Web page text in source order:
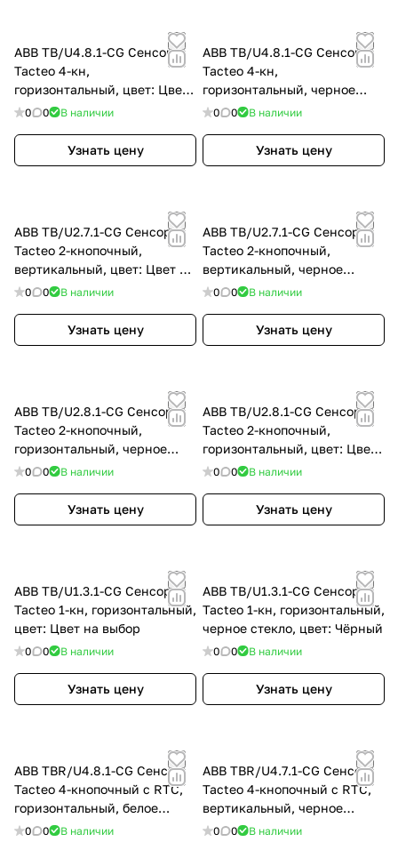
ABB TB/U4.8.1-CG Сенсор
Tacteo 4-кн,
горизонтальный, цвет: Цвет
на выбор
0 0 В наличии
Узнать цену
ABB TB/U4.8.1-CG Сенсор
Tacteo 4-кн,
горизонтальный, черное
стекло, цвет: Чёрный
0 0 В наличии
Узнать цену
ABB TB/U2.7.1-CG Сенсор
Tacteo 2-кнопочный,
вертикальный, цвет: Цвет на
выбор
0 0 В наличии
Узнать цену
ABB TB/U2.7.1-CG Сенсор
Tacteo 2-кнопочный,
вертикальный, черное
стекло, цвет: Чёрный
0 0 В наличии
Узнать цену
ABB TB/U2.8.1-CG Сенсор
Tacteo 2-кнопочный,
горизонтальный, черное
стекло, цвет: Чёрный
0 0 В наличии
Узнать цену
ABB TB/U2.8.1-CG Сенсор
Tacteo 2-кнопочный,
горизонтальный, цвет: Цвет
на выбор
0 0 В наличии
Узнать цену
ABB TB/U1.3.1-CG Сенсор
Tacteo 1-кн, горизонтальный,
цвет: Цвет на выбор
0 0 В наличии
Узнать цену
ABB TB/U1.3.1-CG Сенсор
Tacteo 1-кн, горизонтальный,
черное стекло, цвет: Чёрный
0 0 В наличии
Узнать цену
ABB TBR/U4.8.1-CG Сенсор
Tacteo 4-кнопочный с RTC,
горизонтальный, белое
стекло, цвет: Белый
0 0 В наличии
ABB TBR/U4.7.1-CG Сенсор
Tacteo 4-кнопочный с RTC,
вертикальный, черное
стекло, цвет: Чёрный
0 0 В наличии